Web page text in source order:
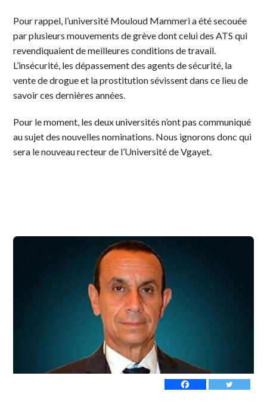
Pour rappel, l’université Mouloud Mammeri a été secouée
par plusieurs mouvements de grève dont celui des ATS qui
revendiquaient de meilleures conditions de travail.
L’insécurité, les dépassement des agents de sécurité, la
vente de drogue et la prostitution sévissent dans ce lieu de
savoir ces dernières années.
Pour le moment, les deux universités n’ont pas communiqué
au sujet des nouvelles nominations. Nous ignorons donc qui
sera le nouveau recteur de l’Université de Vgayet.